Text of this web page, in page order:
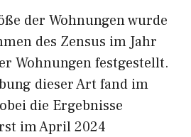
der Wohnungen wurde
des Zensus im Jahr
Wohnungen festgestellt.
dieser Art fand im
die Ergebnisse
im April 2024